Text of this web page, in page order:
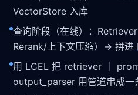
VectorStore 入库
查询阶段（在线）：
Rerank/上下文压缩）→ 拼进
用 LCEL 把 retriever ｜
output_parser 用管道串成一